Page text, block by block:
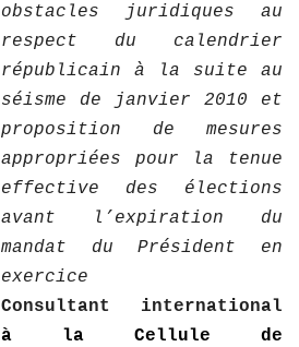
obstacles juridiques au
respect du calendrier
républicain à la suite au
séisme de janvier 2010 et
proposition de mesures
appropriées pour la tenue
effective des élections
avant l’expiration du
mandat du Président en
exercice
Consultant international
à la Cellule de